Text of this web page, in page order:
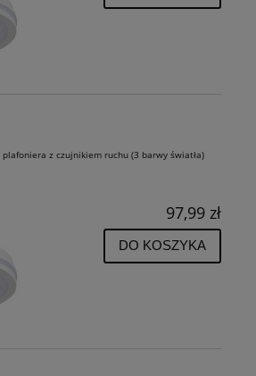
plafoniera z czujnikiem ruchu (3 barwy światła)
97,99 zł
DO KOSZYKA